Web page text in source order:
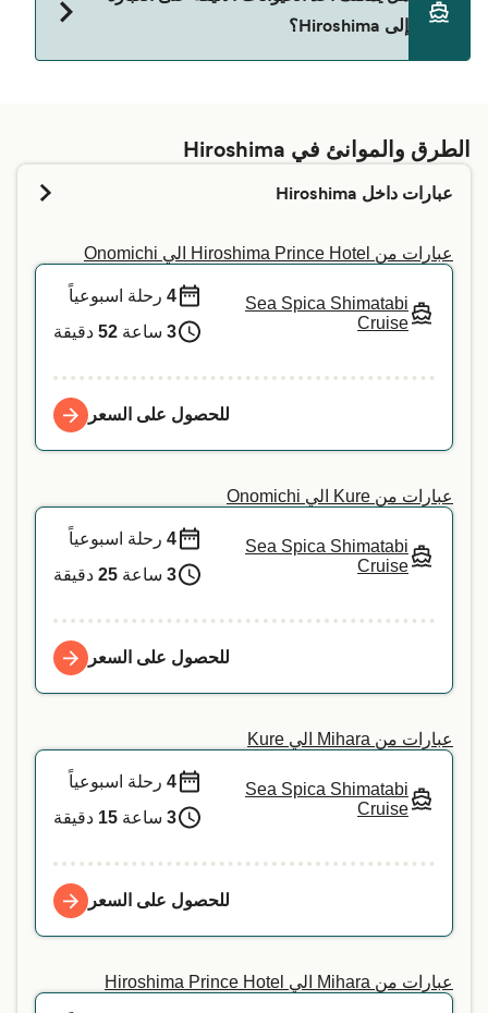
Kure
إلى Hiroshima؟
وسنخبرك بما إذا كان بإمكانك إحضار حيوانك الأليف في
كنت تسافر مع حيوان خدمة، نوصي بالتواصل مباشرة مع
الطرق والموانئ في Hiroshima
عبارات داخل Hiroshima
عبارات من Hiroshima Prince Hotel الي Onomichi
Sea Spica Shimatabi
Cruise
4رحلة اسبوعياً
3 ساعة52دقيقة
للحصول على السعر
عبارات من Kure الي Onomichi
Sea Spica Shimatabi
Cruise
4رحلة اسبوعياً
3 ساعة25دقيقة
للحصول على السعر
عبارات من Mihara الي Kure
Sea Spica Shimatabi
Cruise
4رحلة اسبوعياً
3 ساعة15دقيقة
للحصول على السعر
عبارات من Mihara الي Hiroshima Prince Hotel